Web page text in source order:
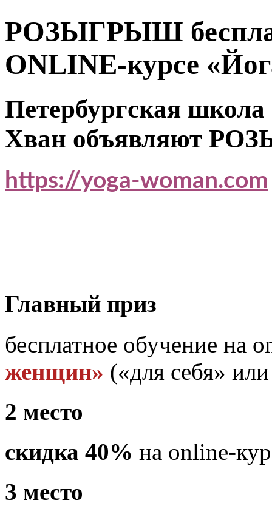
РОЗЫГРЫШ
ONLINE-курсе
Петербургская
Хван объявляют
https://yoga-woman.com
Главный приз
бесплатное обучение на
женщин» («для себя»
2 место
скидка 40% на online-
3 место